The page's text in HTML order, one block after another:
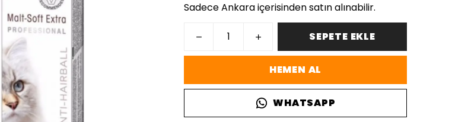
Sadece Ankara içerisinden satın alınabilir.
SEPETE EKLE
HEMEN AL
WHATSAPP